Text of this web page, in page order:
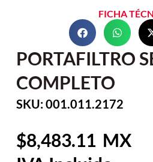
FICHA
PORTAFILTRO
COMPLETO
SKU: 001.011.2172
8,483.11